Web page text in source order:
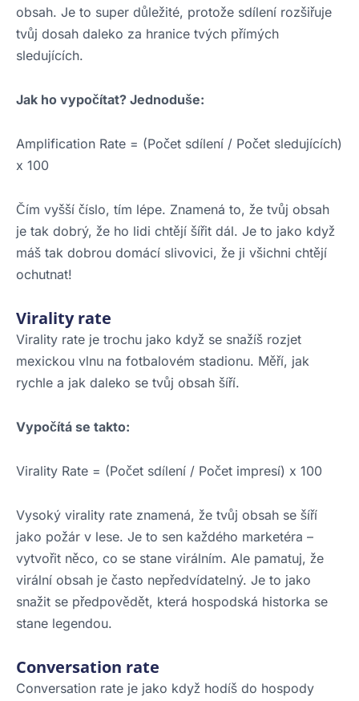
obsah. Je to super důležité, protože sdílení rozšiřuje
tvůj dosah daleko za hranice tvých přímých
sledujících.
Jak ho vypočítat? Jednoduše:
Amplification Rate = (Počet sdílení / Počet sledujících)
x 100
Čím vyšší číslo, tím lépe. Znamená to, že tvůj obsah
je tak dobrý, že ho lidi chtějí šířit dál. Je to jako když
máš tak dobrou domácí slivovici, že ji všichni chtějí
ochutnat!
Virality rate
Virality rate je trochu jako když se snažíš rozjet
mexickou vlnu na fotbalovém stadionu. Měří, jak
rychle a jak daleko se tvůj obsah šíří.
Vypočítá se takto:
Virality Rate = (Počet sdílení / Počet impresí) x 100
Vysoký virality rate znamená, že tvůj obsah se šíří
jako požár v lese. Je to sen každého marketéra –
vytvořit něco, co se stane virálním. Ale pamatuj, že
virální obsah je často nepředvídatelný. Je to jako
snažit se předpovědět, která hospodská historka se
stane legendou.
Conversation rate
Conversation rate je jako když hodíš do hospody